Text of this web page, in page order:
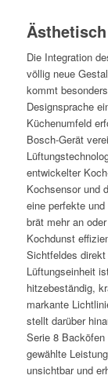
Die Integration
völlig neue
kommt
Designsprache
Küchenumfeld
Bosch-Gerät
entwickelter
Kochsensor und
eine perfekte
brät mehr an
Kochdunst
Sichtfeldes
Lüftungseinheit
hitzebeständig,
markante
stellt darüber
Serie 8
gewählte
unsichtbar und